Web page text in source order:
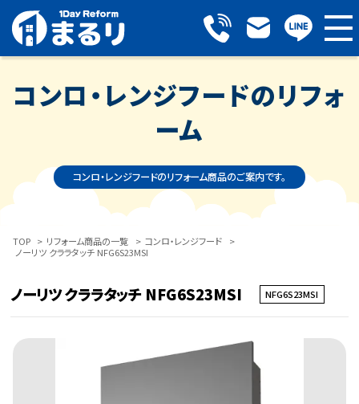
コンロ・レンジフードのリフォ
ーム
コンロ・レンジフードのリフォーム商品のご案内です。
TOP > リフォーム商品の一覧 > コンロ・レンジフード
>
ノーリツ クララタッチ NFG6S23MSI
ノーリツ クララタッチ NFG6S23MSI NFG6S23MSI